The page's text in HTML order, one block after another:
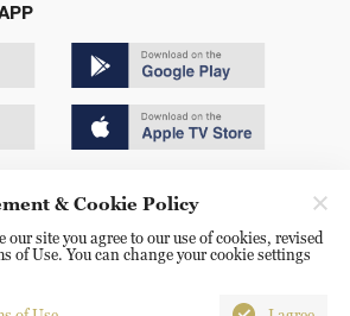
号
010-85061466
& Cookie Policy
site you agree to our use of cookies, revised
of Use. You can change your cookie settings